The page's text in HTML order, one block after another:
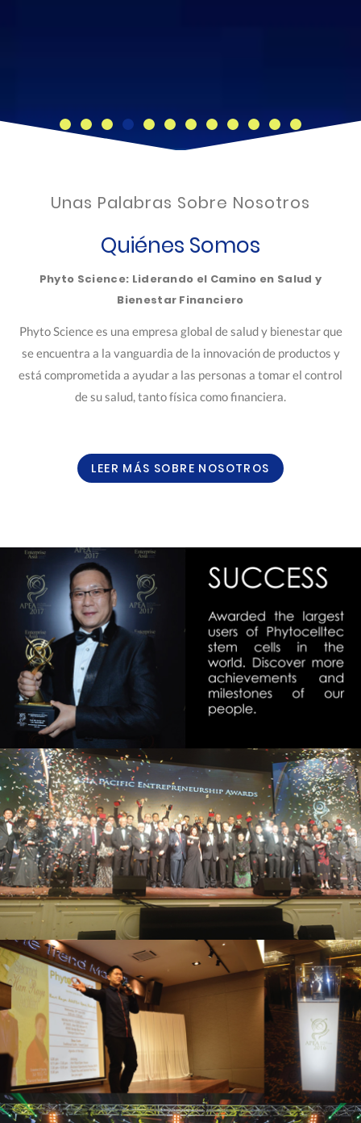
Unas Palabras Sobre Nosotros
Quiénes Somos
Phyto Science: Liderando el Camino en Salud y
Bienestar Financiero
Phyto Science es una empresa global de salud y bienestar que
se encuentra a la vanguardia de la innovación de productos y
está comprometida a ayudar a las personas a tomar el control
de su salud, tanto física como financiera.
LEER MÁS SOBRE NOSOTROS